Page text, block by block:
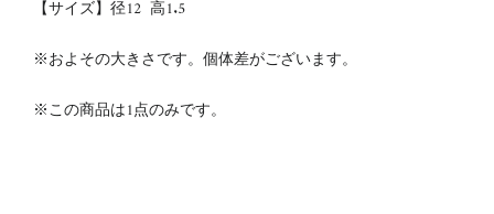
【サイズ】 径12 高1.5
※およその大きさです。個体差がございます。
※この商品は1点のみです。